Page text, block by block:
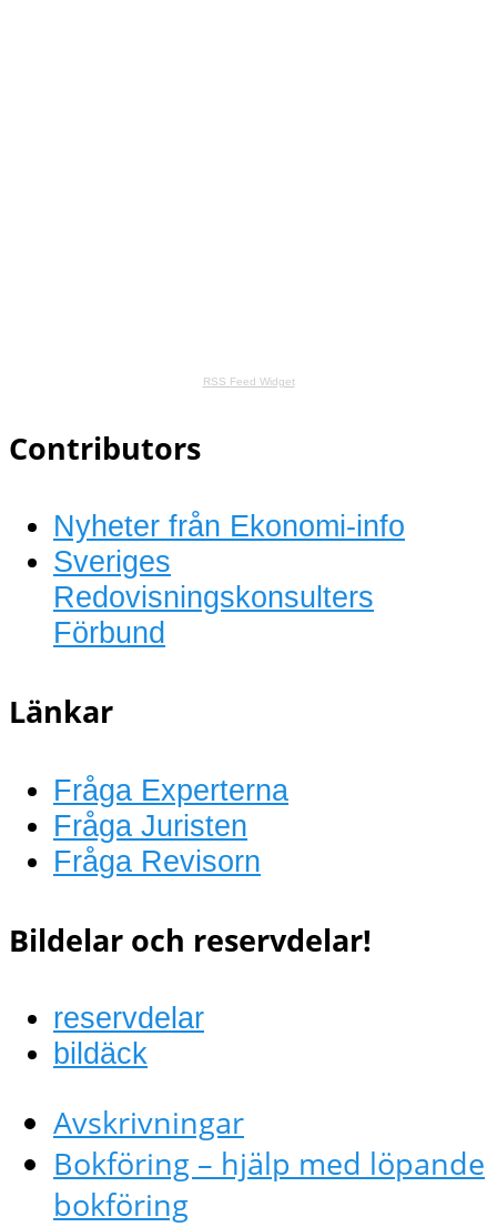
RSS Feed Widget
Contributors
Nyheter från Ekonomi-info
Sveriges
Redovisningskonsulters
Förbund
Länkar
Fråga Experterna
Fråga Juristen
Fråga Revisorn
Bildelar och reservdelar!
reservdelar
bildäck
Avskrivningar
Bokföring – hjälp med löpande
bokföring